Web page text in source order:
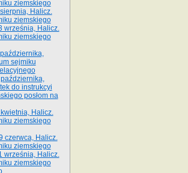
ziemskiego
Halicz.
ziemskiego
września, Halicz.
ziemskiego
sejmiku
do instrukcyi
posłom na
Halicz.
ziemskiego
czerwca, Halicz.
ziemskiego
września, Halicz.
ziemskiego